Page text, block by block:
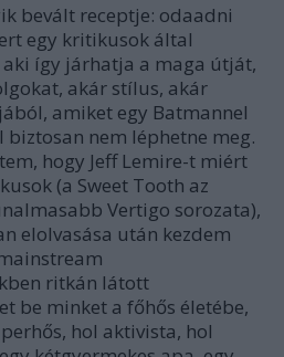
bevált receptje: odaadni
egy kritikusok által
így járhatja a maga útját,
akár stílus, akár
amiket egy Batmannel
biztosan nem léphetne meg.
hogy Jeff Lemire-t miért
(a Sweet Tooth az
Vertigo sorozata),
elolvasása után kezdem
ritkán látott
be minket a főhős életébe,
hol aktivista, hol